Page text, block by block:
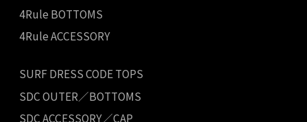
4Rule BOTTOMS
4Rule ACCESSORY
SURF DRESS CODE TOPS
SDC OUTER／BOTTOMS
SDC ACCESSORY／CAP